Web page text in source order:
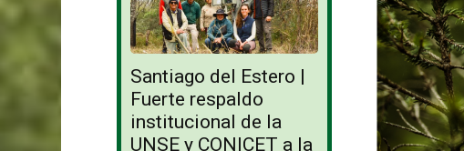
Santiago del Estero |
Fuerte respaldo
institucional de la
UNSE y CONICET a la